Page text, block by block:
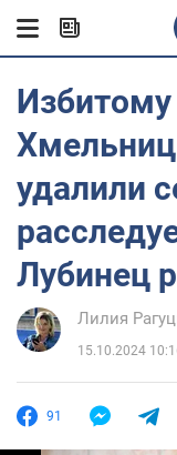
удалили
Лубинец
Лилия
15.10.2024
91